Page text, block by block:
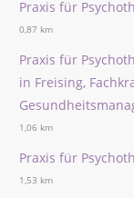
Praxis für
0,87 km
Praxis für
in Freising,
1,06 km
Praxis für
1,53 km